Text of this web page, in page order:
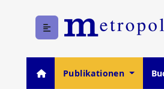
Publikationen